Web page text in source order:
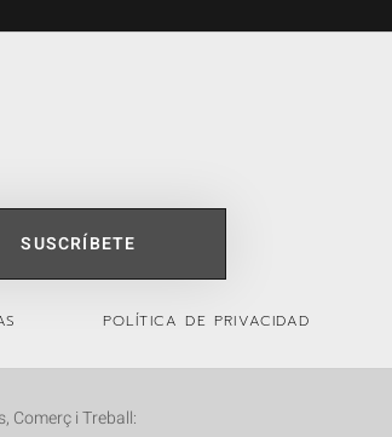
SUSCRÍBETE
POLÍTICA DE PRIVACIDAD
Comerç i Treball: